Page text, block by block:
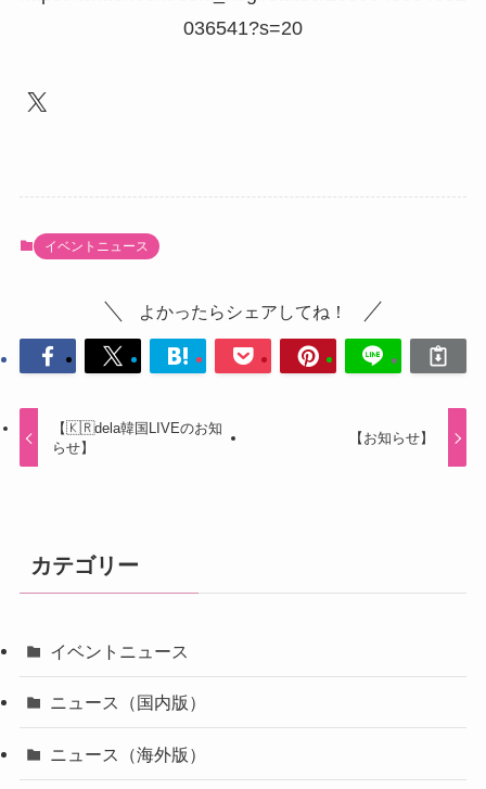
036541?s=20
X
イベントニュース
よかったらシェアしてね！
【🇰🇷dela韓国LIVEのお知
らせ】
【お知らせ】
カテゴリー
イベントニュース
ニュース（国内版）
ニュース（海外版）